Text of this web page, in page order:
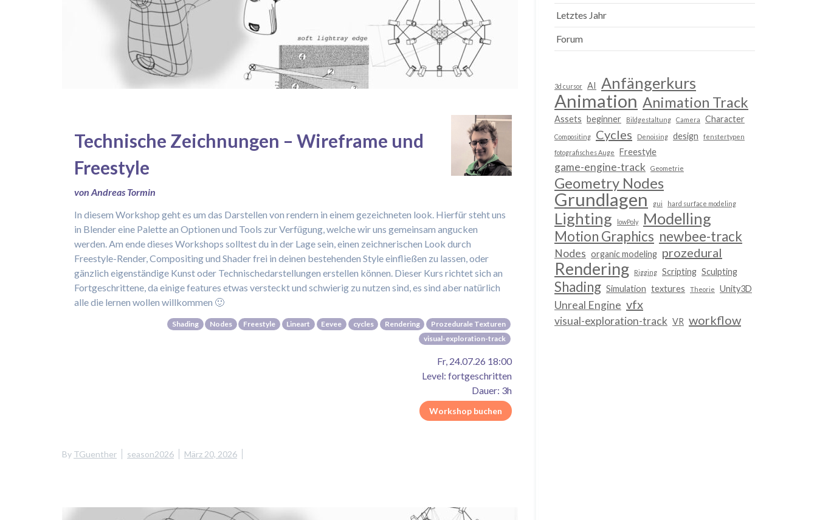
Technische Zeichnungen – Wireframe und
Freestyle
von Andreas Tormin
In diesem Workshop geht es um das Darstellen von rendern in einem gezeichneten look. Hierfür steht uns
in Blender eine Palette an Optionen und Tools zur Verfügung, welche wir uns gemeinsam angucken
werden. Am ende dieses Workshops solltest du in der Lage sein, einen zeichnerischen Look durch
Freestyle-Render, Compositing und Shader frei in deinen bestehenden Style einfließen zu lassen, oder
gänzlich eigenständige Kunst oder Technischedarstellungen erstellen können. Dieser Kurs richtet sich an
Fortgeschrittene, da einige features etwas versteckt und schwierig zu nutzen sind, es sind aber natürlich
alle die lernen wollen willkommen 🙂
Shading Nodes Freestyle Lineart Eevee cycles Rendering
Prozedurale Texturen
visual-exploration-track
Fr, 24.07.26 18:00
Level: fortgeschritten
Dauer: 3h
Workshop buchen
By TGuenther season2026 März 20, 2026
Letztes Jahr
Forum
3d cursor AI Anfängerkurs
Animation Animation Track
Assets beginner Bildgestaltung Camera Character
Compositing Cycles Denoising design
fenstertypen
fotografisches Auge
Freestyle
game-engine-track Geometrie
Geometry Nodes
Grundlagen gui hard surface modeling
Lighting lowPoly Modelling
Motion Graphics newbee-track
Nodes organic modeling prozedural
Rendering Rigging Scripting Sculpting
Shading Simulation textures Theorie Unity3D
Unreal Engine vfx
visual-exploration-track VR workflow